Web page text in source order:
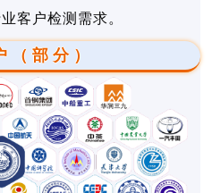
客户检测需求。
（部分）